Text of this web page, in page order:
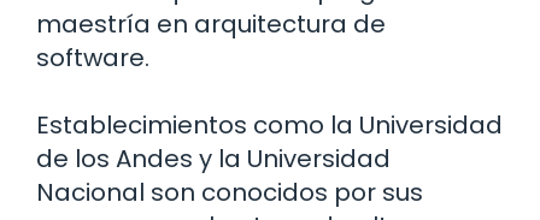
maestría en arquitectura de
software.
Establecimientos como la Universidad
de los Andes y la Universidad
Nacional son conocidos por sus